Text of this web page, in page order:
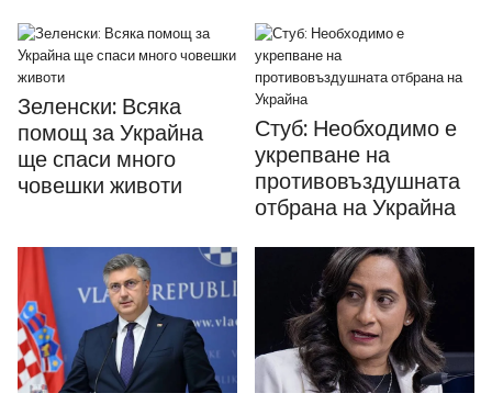
Зеленски: Всяка
помощ за Украйна
ще спаси много
човешки животи
Стуб: Необходимо е
укрепване на
противовъздушната
отбрана на Украйна